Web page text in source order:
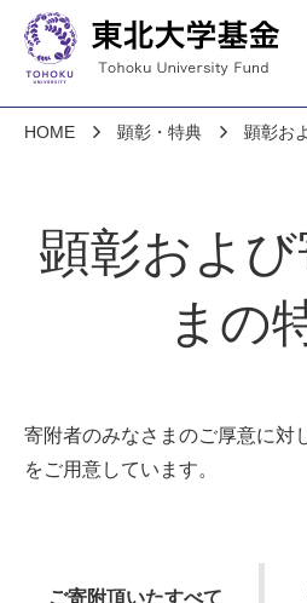
HOME 顕彰・特典 顕彰お
顕彰および
まの
寄附者のみなさまのご厚意に対
をご用意しています。
ご寄附頂いたすべて